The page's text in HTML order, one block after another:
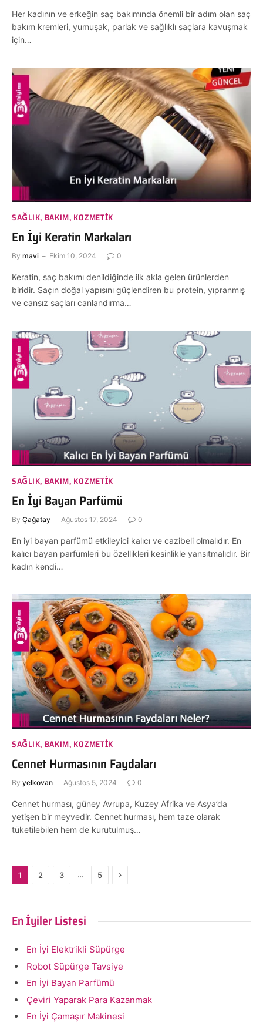
Her kadının ve erkeğin saç bakımında önemli bir adım olan saç
bakım kremleri, yumuşak, parlak ve sağlıklı saçlara kavuşmak
için…
SAĞLIK, BAKIM, KOZMETIK
En İyi Keratin Markaları
By mavi Ekim 10, 2024 0
Keratin, saç bakımı denildiğinde ilk akla gelen ürünlerden
biridir. Saçın doğal yapısını güçlendiren bu protein, yıpranmış
ve cansız saçları canlandırma…
SAĞLIK, BAKIM, KOZMETIK
En İyi Bayan Parfümü
By Çağatay Ağustos 17, 2024 0
En iyi bayan parfümü etkileyici kalıcı ve cazibeli olmalıdır. En
kalıcı bayan parfümleri bu özellikleri kesinlikle yansıtmalıdır. Bir
kadın kendi…
SAĞLIK, BAKIM, KOZMETIK
Cennet Hurmasının Faydaları
By yelkovan Ağustos 5, 2024 0
Cennet hurması, güney Avrupa, Kuzey Afrika ve Asya’da
yetişen bir meyvedir. Cennet hurması, hem taze olarak
tüketilebilen hem de kurutulmuş…
1 2 3 … 5 Next
En İyiler Listesi
En İyi Elektrikli Süpürge
Robot Süpürge Tavsiye
En İyi Bayan Parfümü
Çeviri Yaparak Para Kazanmak
En İyi Çamaşır Makinesi